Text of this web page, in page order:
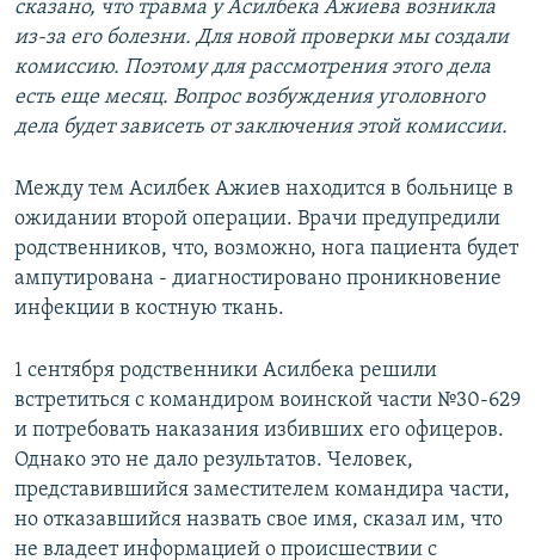
сказано, что травма у Асилбека Ажиева возникла
из-за его болезни. Для новой проверки мы создали
комиссию. Поэтому для рассмотрения этого дела
есть еще месяц. Вопрос возбуждения уголовного
дела будет зависеть от заключения этой комиссии.
Между тем Асилбек Ажиев находится в больнице в
ожидании второй операции. Врачи предупредили
родственников, что, возможно, нога пациента будет
ампутирована - диагностировано проникновение
инфекции в костную ткань.
1 сентября родственники Асилбека решили
встретиться с командиром воинской части №30-629
и потребовать наказания избивших его офицеров.
Однако это не дало результатов. Человек,
представившийся заместителем командира части,
но отказавшийся назвать свое имя, сказал им, что
не владеет информацией о происшествии с